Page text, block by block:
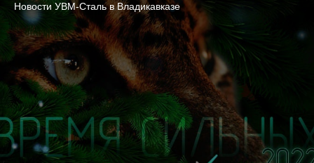
Новости УВМ-Сталь в Владикавказе